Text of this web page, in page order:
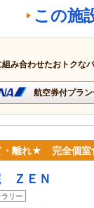
この施
み合わせたおトクな
航空券付プラ
・離れ★ 完全個室
ＺＥＮ
ラリー